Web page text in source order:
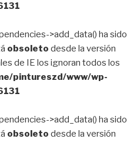
>add_data() ha sido
obsoleto desde la versión
de IE los ignoran todos los
pintureszd/www/wp-
>add_data() ha sido
obsoleto desde la versión